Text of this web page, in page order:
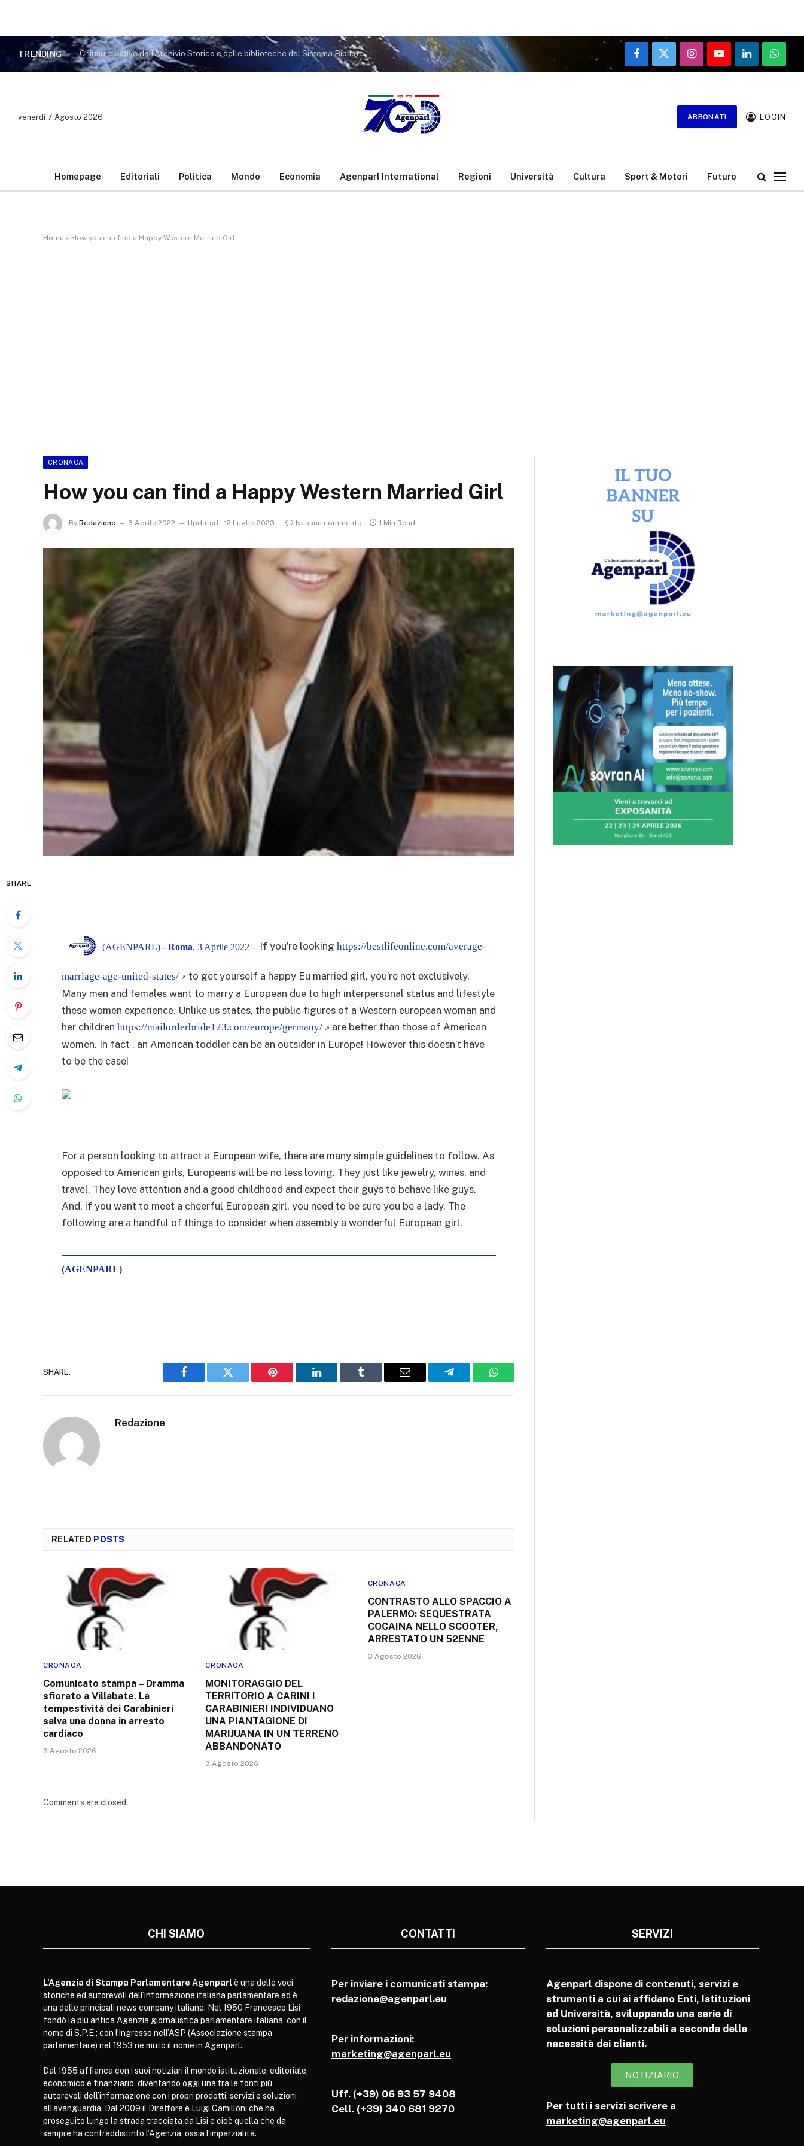
TRENDING Chiusure estive dell’Archivio Storico e delle biblioteche del Sistema Bibliotecario Comunale – Comunicato stampa
Facebook
X
(Twitter)
InstagramYouTubeLinkedIn
venerdì 7 Agosto 2026 ABBONATI LOGIN
Homepage Editoriali Politica Mondo Economia Agenparl International Regioni Università Cultura Sport & Motori Futuro
Home » How you can find a Happy Western Married Girl
CRONACA
How you can find a Happy Western Married Girl
By Redazione 3 Aprile 2022 Updated: 12 Luglio 2023 Nessun commento 1 Min Read
SHARE
(AGENPARL) - Roma, 3 Aprile 2022 - If you’re looking https://bestlifeonline.com/average-
marriage-age-united-states/
to get yourself a happy Eu married girl, you’re not exclusively.
Many men and females want to marry a European due to high interpersonal status and lifestyle
these women experience. Unlike us states, the public figures of a Western european woman and
her children https://mailorderbride123.com/europe/germany/
are better than those of American
women. In fact , an American toddler can be an outsider in Europe! However this doesn’t have
to be the case!
For a person looking to attract a European wife, there are many simple guidelines to follow. As
opposed to American girls, Europeans will be no less loving. They just like jewelry, wines, and
travel. They love attention and a good childhood and expect their guys to behave like guys.
And, if you want to meet a cheerful European girl, you need to be sure you be a lady. The
following are a handful of things to consider when assembly a wonderful European girl.
(AGENPARL)
SHARE.
Facebook Twitter Pinterest LinkedIn Tumblr Email Telegram WhatsApp
Redazione
RELATED POSTS
CRONACA
Comunicato stampa – Dramma
sfiorato a Villabate. La
tempestività dei Carabinieri
salva una donna in arresto
cardiaco
6 Agosto 2026
CRONACA
MONITORAGGIO DEL
TERRITORIO A CARINI I
CARABINIERI INDIVIDUANO
UNA PIANTAGIONE DI
MARIJUANA IN UN TERRENO
ABBANDONATO
3 Agosto 2026
CRONACA
CONTRASTO ALLO SPACCIO A
PALERMO: SEQUESTRATA
COCAINA NELLO SCOOTER,
ARRESTATO UN 52ENNE
3 Agosto 2026
Comments are closed.
CHI SIAMO
L’Agenzia di Stampa Parlamentare Agenparl è una delle voci
storiche ed autorevoli dell’informazione italiana parlamentare ed è
una delle principali news company italiane. Nel 1950 Francesco Lisi
fondò la più antica Agenzia giornalistica parlamentare italiana, con il
nome di S.P.E.; con l’ingresso nell’ASP (Associazione stampa
parlamentare) nel 1953 ne mutò il nome in Agenparl.
Dal 1955 affianca con i suoi notiziari il mondo istituzionale, editoriale,
economico e finanziario, diventando oggi una tra le fonti più
autorevoli dell’informazione con i propri prodotti, servizi e soluzioni
all’avanguardia. Dal 2009 il Direttore è Luigi Camilloni che ha
proseguito lungo la strada tracciata da Lisi e cioè quella che da
sempre ha contraddistinto l’Agenzia, ossia l’imparzialità.
CONTATTI
Per inviare i comunicati stampa:
redazione@agenparl.eu
Per informazioni:
marketing@agenparl.eu
Uff. (+39) 06 93 57 9408
Cell. (+39) 340 681 9270
SERVIZI
Agenparl dispone di contenuti, servizi e
strumenti a cui si affidano Enti, Istituzioni
ed Università, sviluppando una serie di
soluzioni personalizzabili a seconda delle
necessità dei clienti.
NOTIZIARIO
Per tutti i servizi scrivere a
marketing@agenparl.eu